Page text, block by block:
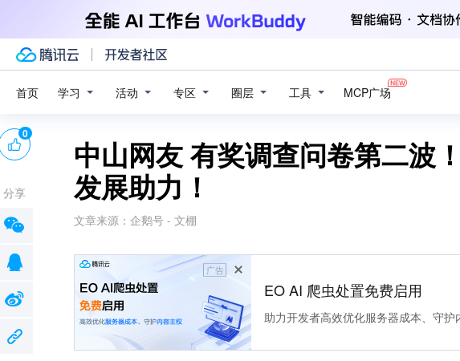
首页 学习 活动 专区 圈层 工具 MCP广场
中山网友 有奖调查问卷第二波
发展助力！
文章来源： 企鹅号 - 文棚
广告
EO AI 爬虫处置免费启用
助力开发者高效优化服务器成本、守护
0
分享